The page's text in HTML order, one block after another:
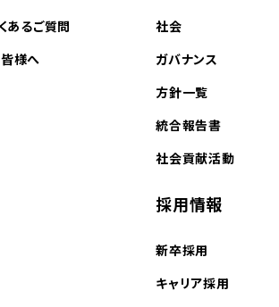
あるご質問
様へ
社会
ガバナンス
方針一覧
統合報告書
社会貢献活動
採用情報
新卒採用
キャリア採用